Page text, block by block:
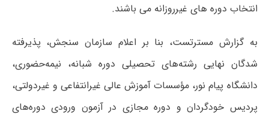
انتخاب دوره های غیرروزانه می باشند.
به گزارش مسترتست، بنا بر اعلام سازمان سنجش، پذیرفته
شدگان نهایی رشته‌های تحصیلی دوره شبانه، نیمه‌حضوری،
دانشگاه پیام نور، مؤسسات آموزش عالی غیرانتفاعی و غیردولتی،
پردیس خودگردان و دوره مجازی در آزمون ورودی دوره‌های